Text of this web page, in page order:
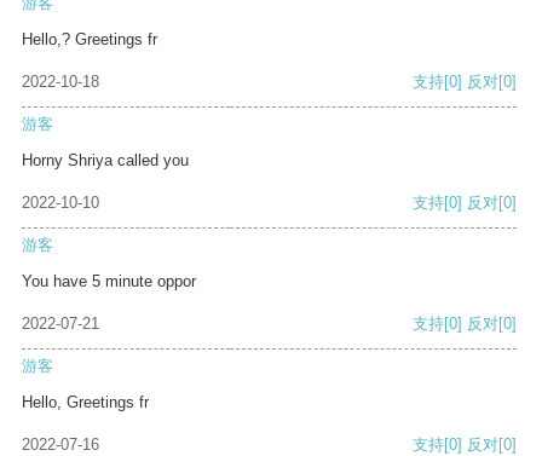
Hello,? Greetings fr
2022-10-18 支持[0] 反对[0]
游客
Horny Shriya called you
2022-10-10 支持[0] 反对[0]
游客
You have 5 minute oppor
2022-07-21 支持[0] 反对[0]
游客
Hello, Greetings fr
2022-07-16 支持[0] 反对[0]